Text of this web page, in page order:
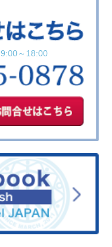
～18:00